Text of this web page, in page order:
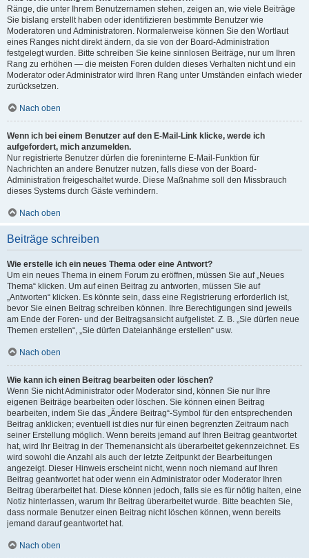
Ränge, die unter Ihrem Benutzernamen stehen, zeigen an, wie viele Beiträge
Sie bislang erstellt haben oder identifizieren bestimmte Benutzer wie
Moderatoren und Administratoren. Normalerweise können Sie den Wortlaut
eines Ranges nicht direkt ändern, da sie von der Board-Administration
festgelegt wurden. Bitte schreiben Sie keine sinnlosen Beiträge, nur um Ihren
Rang zu erhöhen — die meisten Foren dulden dieses Verhalten nicht und ein
Moderator oder Administrator wird Ihren Rang unter Umständen einfach wieder
zurücksetzen.
Nach oben
Wenn ich bei einem Benutzer auf den E-Mail-Link klicke, werde ich
aufgefordert, mich anzumelden.
Nur registrierte Benutzer dürfen die foreninterne E-Mail-Funktion für
Nachrichten an andere Benutzer nutzen, falls diese von der Board-
Administration freigeschaltet wurde. Diese Maßnahme soll den Missbrauch
dieses Systems durch Gäste verhindern.
Nach oben
Beiträge schreiben
Wie erstelle ich ein neues Thema oder eine Antwort?
Um ein neues Thema in einem Forum zu eröffnen, müssen Sie auf „Neues
Thema“ klicken. Um auf einen Beitrag zu antworten, müssen Sie auf
„Antworten“ klicken. Es könnte sein, dass eine Registrierung erforderlich ist,
bevor Sie einen Beitrag schreiben können. Ihre Berechtigungen sind jeweils
am Ende der Foren- und der Beitragsansicht aufgelistet. Z. B. „Sie dürfen neue
Themen erstellen“, „Sie dürfen Dateianhänge erstellen“ usw.
Nach oben
Wie kann ich einen Beitrag bearbeiten oder löschen?
Wenn Sie nicht Administrator oder Moderator sind, können Sie nur Ihre
eigenen Beiträge bearbeiten oder löschen. Sie können einen Beitrag
bearbeiten, indem Sie das „Ändere Beitrag“-Symbol für den entsprechenden
Beitrag anklicken; eventuell ist dies nur für einen begrenzten Zeitraum nach
seiner Erstellung möglich. Wenn bereits jemand auf Ihren Beitrag geantwortet
hat, wird Ihr Beitrag in der Themenansicht als überarbeitet gekennzeichnet. Es
wird sowohl die Anzahl als auch der letzte Zeitpunkt der Bearbeitungen
angezeigt. Dieser Hinweis erscheint nicht, wenn noch niemand auf Ihren
Beitrag geantwortet hat oder wenn ein Administrator oder Moderator Ihren
Beitrag überarbeitet hat. Diese können jedoch, falls sie es für nötig halten, eine
Notiz hinterlassen, warum Ihr Beitrag überarbeitet wurde. Bitte beachten Sie,
dass normale Benutzer einen Beitrag nicht löschen können, wenn bereits
jemand darauf geantwortet hat.
Nach oben